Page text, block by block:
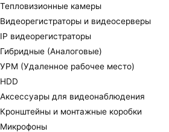
Тепловизионные камеры
Видеорегистраторы и видеосерверы
IP видеорегистраторы
Гибридные (Аналоговые)
УРМ (Удаленное рабочее место)
HDD
Аксессуары для видеонаблюдения
Кронштейны и монтажные коробки
Микрофоны